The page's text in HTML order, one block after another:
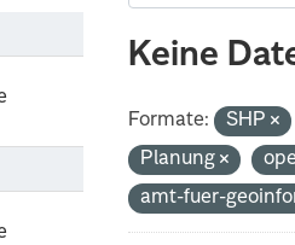
Keine
Formate: SHP
Planung
amt-fuer-